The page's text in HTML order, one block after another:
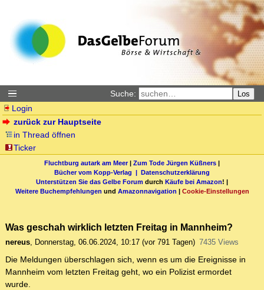
Suche: Los
Login
zurück zur Hauptseite
in Thread öffnen
Ticker
Fluchtburg autark am Meer| Zum Tode Jürgen Küßners |
Bücher vom Kopp-Verlag | Datenschutzerklärung
Unterstützen Sie das Gelbe Forum durch Käufe bei Amazon! |
Weitere Buchempfehlungen und Amazonnavigation | Cookie-Einstellungen
Was geschah wirklich letzten Freitag in Mannheim?
nereus, Donnerstag, 06.06.2024, 10:17 (vor 791 Tagen) 7435 Views
Die Meldungen überschlagen sich, wenn es um die Ereignisse in
Mannheim vom letzten Freitag geht, wo ein Polizist ermordet
wurde.